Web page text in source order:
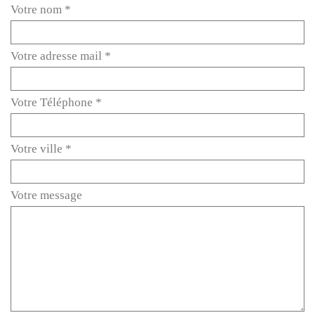
Votre nom *
Votre adresse mail *
Votre Téléphone *
Votre ville *
Votre message